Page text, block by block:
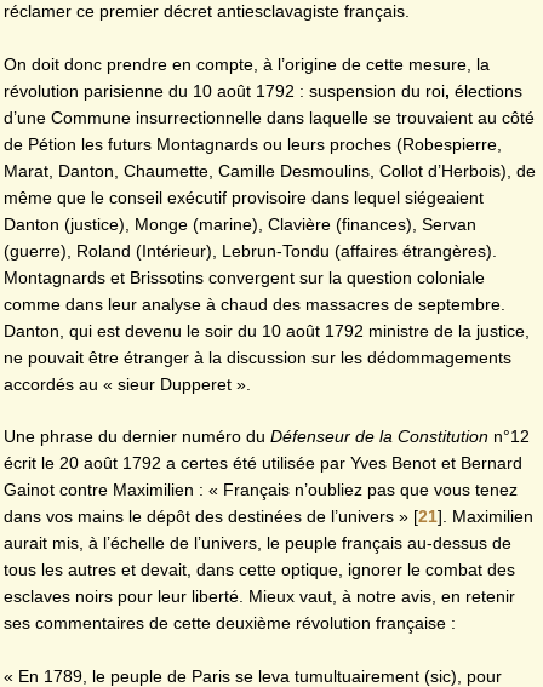
réclamer ce premier décret antiesclavagiste français.
On doit donc prendre en compte, à l’origine de cette mesure, la
révolution parisienne du 10 août 1792 : suspension du roi, élections
d’une Commune insurrectionnelle dans laquelle se trouvaient au côté
de Pétion les futurs Montagnards ou leurs proches (Robespierre,
Marat, Danton, Chaumette, Camille Desmoulins, Collot d’Herbois), de
même que le conseil exécutif provisoire dans lequel siégeaient
Danton (justice), Monge (marine), Clavière (finances), Servan
(guerre), Roland (Intérieur), Lebrun-Tondu (affaires étrangères).
Montagnards et Brissotins convergent sur la question coloniale
comme dans leur analyse à chaud des massacres de septembre.
Danton, qui est devenu le soir du 10 août 1792 ministre de la justice,
ne pouvait être étranger à la discussion sur les dédommagements
accordés au « sieur Dupperet ».
Une phrase du dernier numéro du Défenseur de la Constitution n°12
écrit le 20 août 1792 a certes été utilisée par Yves Benot et Bernard
Gainot contre Maximilien : « Français n’oubliez pas que vous tenez
dans vos mains le dépôt des destinées de l’univers » [21]. Maximilien
aurait mis, à l’échelle de l’univers, le peuple français au-dessus de
tous les autres et devait, dans cette optique, ignorer le combat des
esclaves noirs pour leur liberté. Mieux vaut, à notre avis, en retenir
ses commentaires de cette deuxième révolution française :
« En 1789, le peuple de Paris se leva tumultuairement (sic), pour